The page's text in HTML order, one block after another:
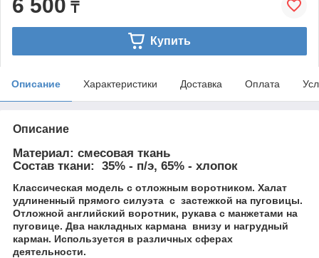
6 500 ₸
Купить
Описание Характеристики Доставка Оплата
Описание
Материал: смесовая ткань
Состав ткани: 35% - п/э, 65% - хлопок
Классическая модель с отложным воротником. Халат
удлиненный прямого силуэта с застежкой на пуговицы.
Отложной английский воротник, рукава с манжетами на
пуговице. Два накладных кармана внизу и нагрудный
карман. Используется в различных сферах
деятельности.